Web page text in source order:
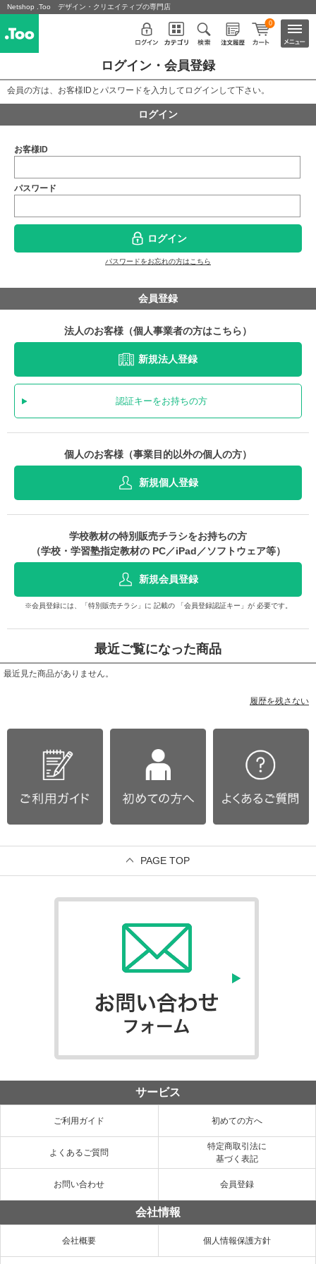
Netshop .Too デザイン・クリエイティブの専門店
0
ログイン・会員登録
会員の方は、お客様IDとパスワードを入力してログインして下さい。
ログイン
お客様ID
パスワード
ログイン
パスワードをお忘れの方はこちら
会員登録
法人のお客様（個人事業者の方はこちら）
新規法人登録
認証キーをお持ちの方
個人のお客様（事業目的以外の個人の方）
新規個人登録
学校教材の特別販売チラシをお持ちの方
（学校・学習塾指定教材の PC／iPad／ソフトウェア等）
新規会員登録
※会員登録には、「特別販売チラシ」に 記載の 「会員登録認証キー」が 必要です。
最近ご覧になった商品
最近見た商品がありません。
履歴を残さない
PAGE TOP
サービス
ご利用ガイド 初めての方へ
よくあるご質問
特定商取引法に
基づく表記
お問い合わせ 会員登録
会社情報
会社概要 個人情報保護方針